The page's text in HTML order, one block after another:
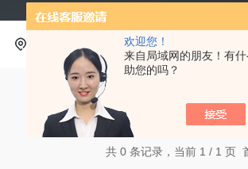
欢迎您！
来自局域网的朋友！有
助您的吗？
产品中心 基层
共 0 条记录，当前 1 / 1 页